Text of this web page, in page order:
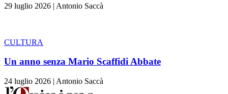
29 luglio 2026 | Antonio Saccà
CULTURA
Un anno senza Mario Scaffidi Abbate
24 luglio 2026 | Antonio Saccà